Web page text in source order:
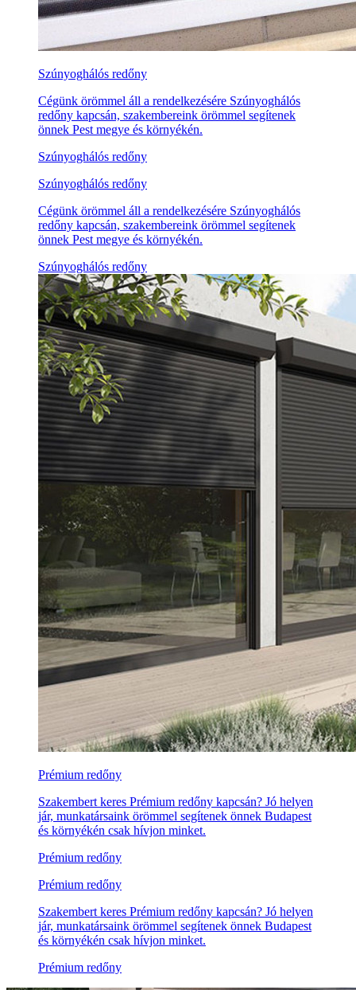
Szúnyoghálós redőny
Cégünk örömmel áll a rendelkezésére Szúnyoghálós
redőny kapcsán, szakembereink örömmel segítenek
önnek Pest megye és környékén.
Szúnyoghálós redőny
Szúnyoghálós redőny
Cégünk örömmel áll a rendelkezésére Szúnyoghálós
redőny kapcsán, szakembereink örömmel segítenek
önnek Pest megye és környékén.
Szúnyoghálós redőny
Prémium redőny
Szakembert keres Prémium redőny kapcsán? Jó helyen
jár, munkatársaink örömmel segítenek önnek Budapest
és környékén csak hívjon minket.
Prémium redőny
Prémium redőny
Szakembert keres Prémium redőny kapcsán? Jó helyen
jár, munkatársaink örömmel segítenek önnek Budapest
és környékén csak hívjon minket.
Prémium redőny